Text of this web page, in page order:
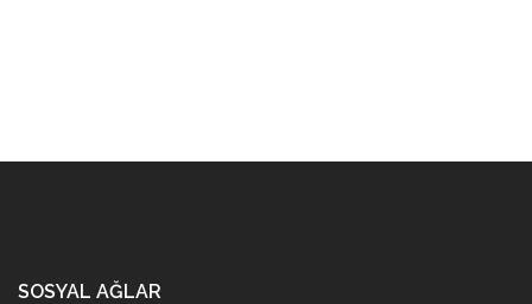
SOSYAL AĞLAR